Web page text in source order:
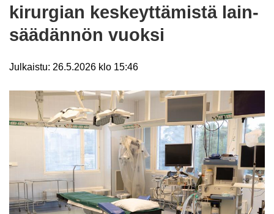
ki­rur­gian kes­keyt­tä­mis­tä lain­
sää­dän­nön vuok­si
Julkaistu: 26.5.2026 klo 15:46